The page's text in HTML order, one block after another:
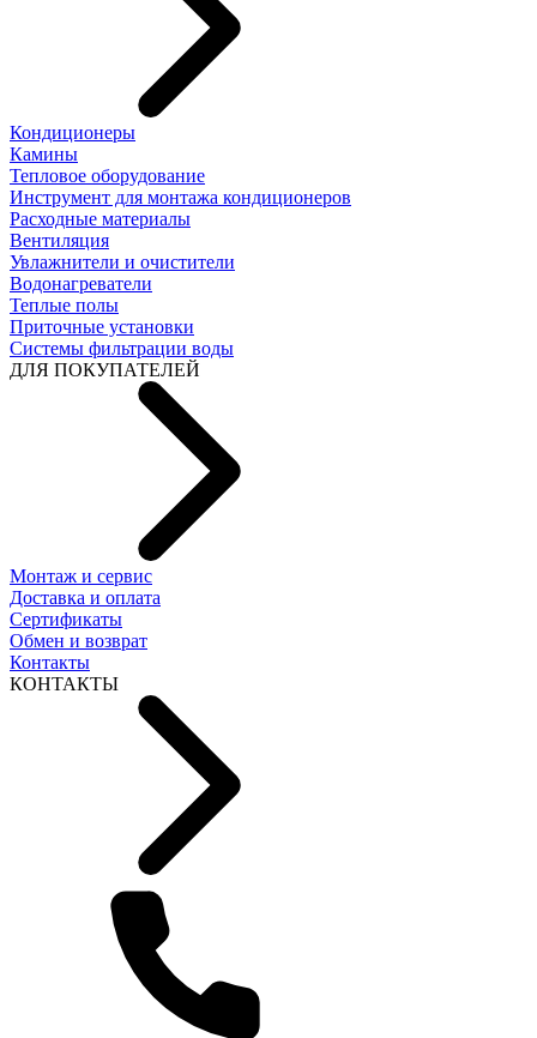
Кондиционеры
Камины
Тепловое оборудование
Инструмент для монтажа кондиционеров
Расходные материалы
Вентиляция
Увлажнители и очистители
Водонагреватели
Теплые полы
Приточные установки
Системы фильтрации воды
ДЛЯ ПОКУПАТЕЛЕЙ
Монтаж и сервис
Доставка и оплата
Сертификаты
Обмен и возврат
Контакты
КОНТАКТЫ